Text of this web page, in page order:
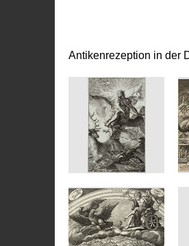
Antikenrezeption in der